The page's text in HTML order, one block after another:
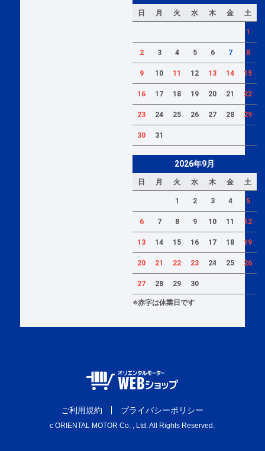
ご利用規約 プライバシーポリシー
c ORIENTAL MOTOR Co. , Ltd. All Rights Reserved.
日 月 火 水 木 金 土
1
2 3 4 5 6 7 8
9 10 11 12 13 14 15
16 17 18 19 20 21 22
23 24 25 26 27 28 29
30 31
2026年9月
日 月 火 水 木 金 土
1 2 3 4 5
6 7 8 9 10 11 12
13 14 15 16 17 18 19
20 21 22 23 24 25 26
27 28 29 30
※赤字は休業日です